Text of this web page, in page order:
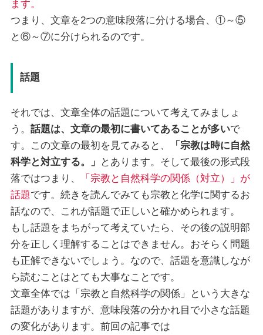
ます。
つまり、文章を2つの意味段落に分ける場合、①～⑤
と⑥～⑦に分けられるのです。
話題
それでは、文章全体の話題について考えてみましょ
う。 話題は、文章の最初に書いてあることが多いで
す。この文章の最初を見てみると、
「宗教は時に自然
科学と対立する。」
とあります。そして最後の形式段
落ではつまり、
「宗教と自然科学の関係（対立）」が
話題です。続きを読んでみても宗教と化学に関するお
話なので、これが話題で正しいと確かめられます。
もし話題をまちがって考えていたら、その後の説明部
分を正しく理解することはできません。おそらく問題
も正解できないでしょう。なので、話題を意識しなが
ら読むことはとても大事なことです。
文章全体では「宗教と自然科学の関係」という大きな
話題がありますが、意味段落の分かれ目で小さな話題
の変化があります。前回の記事では